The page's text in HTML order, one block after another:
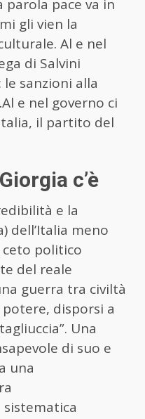
parola pace va in
gli vien la
Al e nel
di Salvini
sanzioni alla
e nel governo ci
il partito del
c’è
e la
dell’Italia meno
ceto politico
del reale
guerra tra civiltà
disporsi a
Una
di suo e
una